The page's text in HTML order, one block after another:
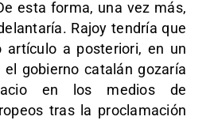
esta forma, una vez más,
Rajoy tendría que
artículo a posteriori, en un
gobierno catalán gozaría
en los medios de
tras la proclamación